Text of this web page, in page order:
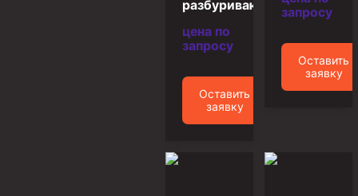
Оборудование для трубопроводов и манифольдов
разбуривающий
цена по
запросу
Оставить
заявку
запросу
Оставить
заявку